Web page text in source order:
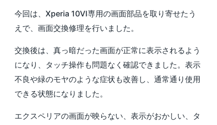
今回は、Xperia 10Ⅵ専用の画面部品を取り寄せたう
えで、画面交換修理を行いました。
交換後は、真っ暗だった画面が正常に表示されるよう
になり、タッチ操作も問題なく確認できました。表示
不良や緑のモヤのような症状も改善し、通常通り使用
できる状態になりました。
エクスペリアの画面が映らない、表示がおかしい、タ